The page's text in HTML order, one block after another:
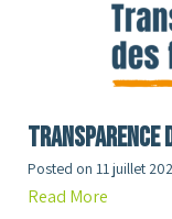
Transparence
Posted on 11 juillet
Read More